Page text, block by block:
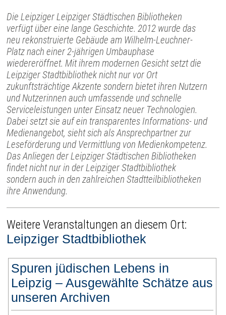
Die Leipziger Leipziger Städtischen Bibliotheken
verfügt über eine lange Geschichte. 2012 wurde das
neu rekonstruierte Gebäude am Wilhelm-Leuchner-
Platz nach einer 2-jährigen Umbauphase
wiedereröffnet. Mit ihrem modernen Gesicht setzt die
Leipziger Stadtbibliothek nicht nur vor Ort
zukunftsträchtige Akzente sondern bietet ihren Nutzern
und Nutzerinnen auch umfassende und schnelle
Serviceleistungen unter Einsatz neuer Technologien.
Dabei setzt sie auf ein transparentes Informations- und
Medienangebot, sieht sich als Ansprechpartner zur
Leseförderung und Vermittlung von Medienkompetenz.
Das Anliegen der Leipziger Städtischen Bibliotheken
findet nicht nur in der Leipziger Stadtbibliothek
sondern auch in den zahlreichen Stadtteilbibliotheken
ihre Anwendung.
Weitere Veranstaltungen an diesem Ort:
Leipziger Stadtbibliothek
Spuren jüdischen Lebens in
Leipzig – Ausgewählte Schätze aus
unseren Archiven